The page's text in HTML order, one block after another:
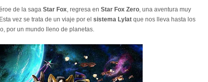
de la saga Star Fox, regresa en Star Fox Zero, una aventura muy
vez se trata de un viaje por el sistema Lylat que nos lleva hasta los
por un mundo lleno de planetas.